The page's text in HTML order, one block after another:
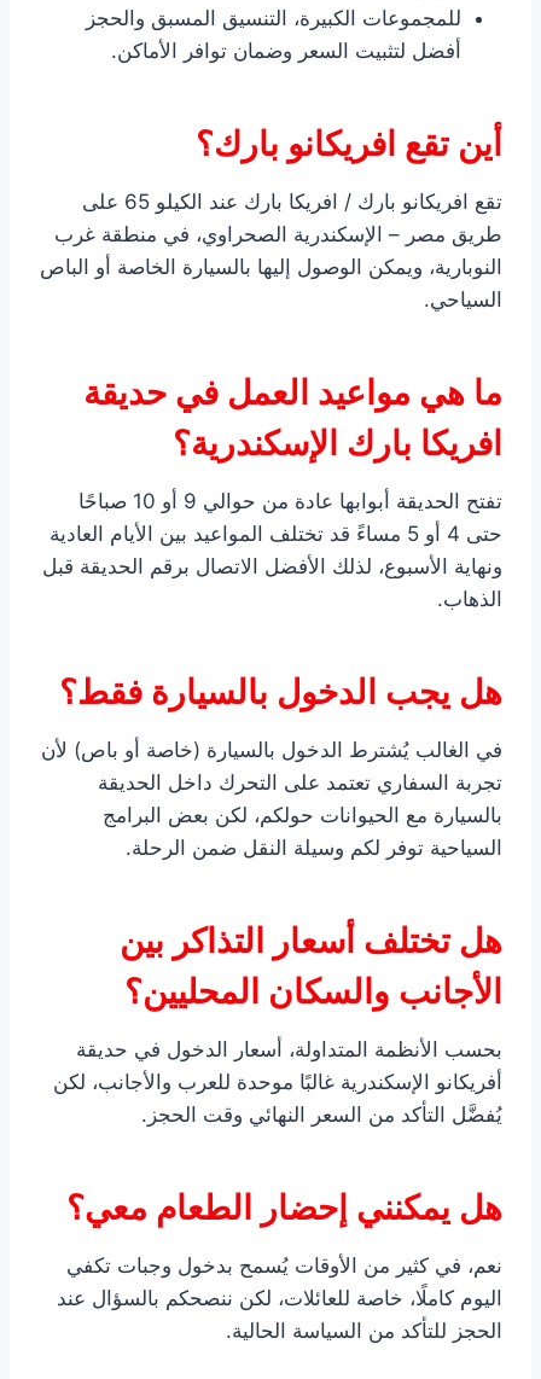
للمجموعات الكبيرة، التنسيق المسبق والحجز
أفضل لتثبيت السعر وضمان توافر الأماكن.
أين تقع افريكانو بارك؟
تقع افريكانو بارك / افريكا بارك عند الكيلو 65 على
طريق مصر – الإسكندرية الصحراوي، في منطقة غرب
النوبارية، ويمكن الوصول إليها بالسيارة الخاصة أو الباص
السياحي.
ما هي مواعيد العمل في حديقة
افريكا بارك الإسكندرية؟
تفتح الحديقة أبوابها عادة من حوالي 9 أو 10 صباحًا
حتى 4 أو 5 مساءً قد تختلف المواعيد بين الأيام العادية
ونهاية الأسبوع، لذلك الأفضل الاتصال برقم الحديقة قبل
الذهاب.
هل يجب الدخول بالسيارة فقط؟
في الغالب يُشترط الدخول بالسيارة (خاصة أو باص) لأن
تجربة السفاري تعتمد على التحرك داخل الحديقة
بالسيارة مع الحيوانات حولكم، لكن بعض البرامج
السياحية توفر لكم وسيلة النقل ضمن الرحلة.
هل تختلف أسعار التذاكر بين
الأجانب والسكان المحليين؟
بحسب الأنظمة المتداولة، أسعار الدخول في حديقة
أفريكانو الإسكندرية غالبًا موحدة للعرب والأجانب، لكن
يُفضَّل التأكد من السعر النهائي وقت الحجز.
هل يمكنني إحضار الطعام معي؟
نعم، في كثير من الأوقات يُسمح بدخول وجبات تكفي
اليوم كاملًا، خاصة للعائلات، لكن ننصحكم بالسؤال عند
الحجز للتأكد من السياسة الحالية.